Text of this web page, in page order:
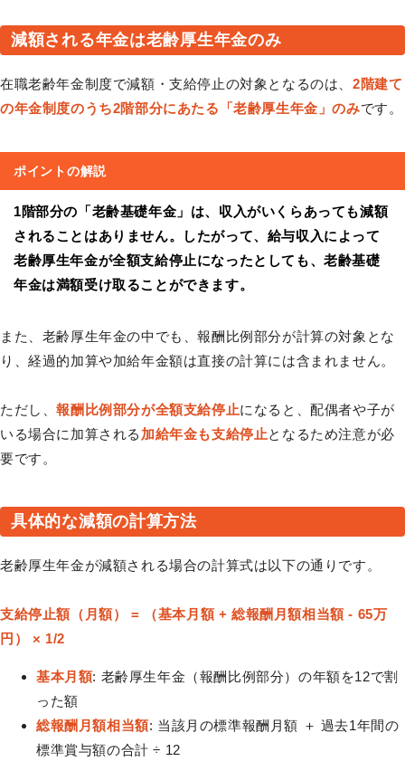
減額される年金は老齢厚生年金のみ
在職老齢年金制度で減額・支給停止の対象となるのは、2階建て
の年金制度のうち2階部分にあたる「老齢厚生年金」のみです。
ポイントの解説
1階部分の「老齢基礎年金」は、収入がいくらあっても減額
されることはありません。したがって、給与収入によって
老齢厚生年金が全額支給停止になったとしても、老齢基礎
年金は満額受け取ることができます。
また、老齢厚生年金の中でも、報酬比例部分が計算の対象とな
り、経過的加算や加給年金額は直接の計算には含まれません。
ただし、報酬比例部分が全額支給停止になると、配偶者や子が
いる場合に加算される 加給年金も支給停止となるため注意が必
要です。
具体的な減額の計算方法
老齢厚生年金が減額される場合の計算式は以下の通りです。
支給停止額（月額） = （基本月額 + 総報酬月額相当額 - 65万
円） × 1/2
基本月額: 老齢厚生年金（報酬比例部分）の年額を12で割
った額
総報酬月額相当額: 当該月の標準報酬月額 ＋ 過去1年間の
標準賞与額の合計 ÷ 12